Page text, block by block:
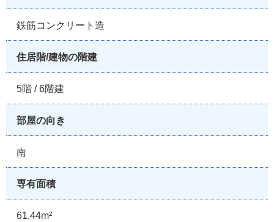
鉄筋コンクリート造
住居階/建物の階建
5階 / 6階建
部屋の向き
南
専有面積
61.44m²